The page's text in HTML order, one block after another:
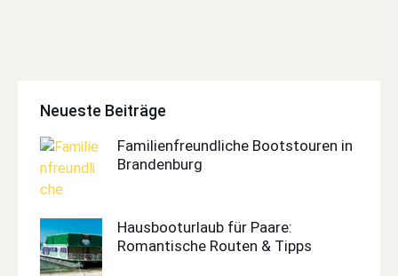
Neueste Beiträge
Familienfreundliche Bootstouren in
Brandenburg
Hausbooturlaub für Paare:
Romantische Routen & Tipps